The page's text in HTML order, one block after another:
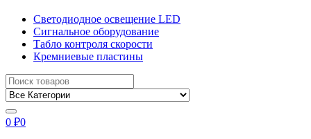
Светодиодное освещение LED
Сигнальное оборудование
Табло контроля скорости
Кремниевые пластины
Найти:
0 ₽0